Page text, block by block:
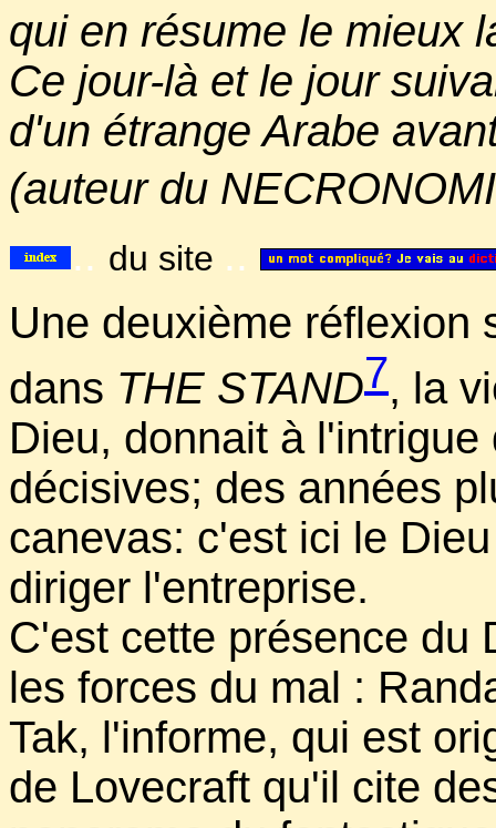
qui en résume le mieux
Ce jour-là et le jour
d'un étrange Arabe
(auteur du
.. du site ..
Une deuxième réflexion
dans THE STAND7, la
Dieu, donnait à
décisives; des années
canevas: c'est ici le
diriger l'entreprise.
C'est cette présence du
les forces du mal :
Tak, l'informe, qui est
de Lovecraft qu'il cite